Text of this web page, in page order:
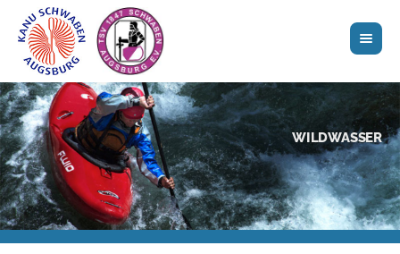
WILDWASSER